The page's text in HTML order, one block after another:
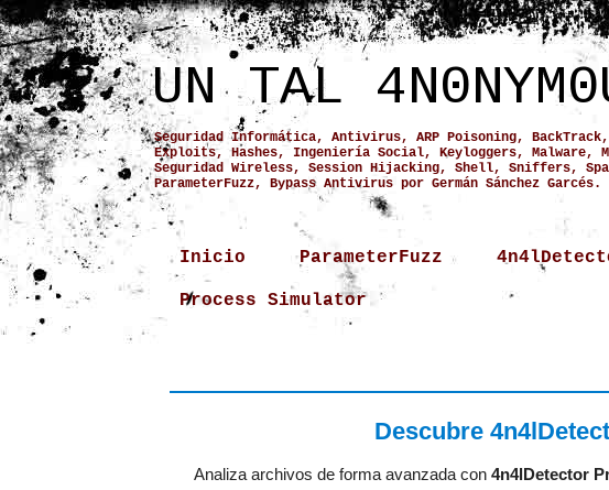
UN TAL
Seguridad Informática, Antivirus, ARP Poisoning,
Exploits, Hashes, Ingeniería Social, Keyloggers, Malware,
Seguridad Wireless, Session Hijacking, Shell, Sniffers,
ParameterFuzz, Bypass Antivirus por Germán Sánchez Garcés.
Inicio ParameterFuzz
Process Simulator
Descubre
Analiza archivos de forma avanzada con 4n4lDetector